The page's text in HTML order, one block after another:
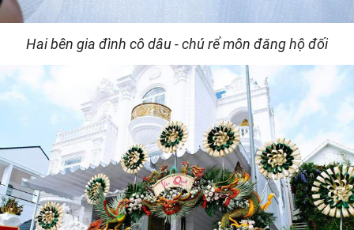
Hai bên gia đình cô dâu - chú rể môn đăng hộ đối